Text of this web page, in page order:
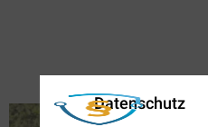
Datenschutz